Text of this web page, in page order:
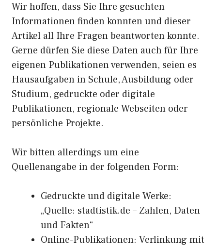
Wir hoffen, dass Sie Ihre gesuchten
Informationen finden konnten und dieser
Artikel all Ihre Fragen beantworten konnte.
Gerne dürfen Sie diese Daten auch für Ihre
eigenen Publikationen verwenden, seien es
Hausaufgaben in Schule, Ausbildung oder
Studium, gedruckte oder digitale
Publikationen, regionale Webseiten oder
persönliche Projekte.
Wir bitten allerdings um eine
Quellenangabe in der folgenden Form:
Gedruckte und digitale Werke:
„Quelle: stadtistik.de – Zahlen, Daten
und Fakten“
Online-Publikationen: Verlinkung mit